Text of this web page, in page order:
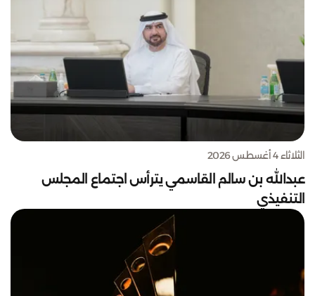
الثلاثاء 4 أغسطس 2026
عبدالله بن سالم القاسمي يترأس اجتماع المجلس
التنفيذي